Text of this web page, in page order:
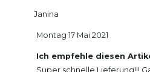
Janina
Ich empfehle diesen
Super schnelle Lieferung!!!
Montag 17 Mai 2021